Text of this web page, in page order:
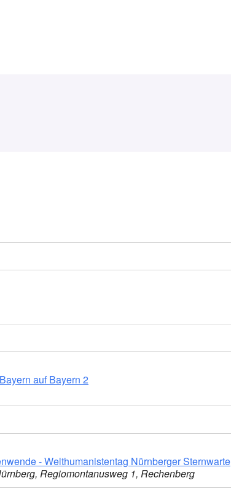
auf Bayern 2
- Welthumanistentag Nürnberger Sternwarte
Regiomontanusweg 1, Rechenberg